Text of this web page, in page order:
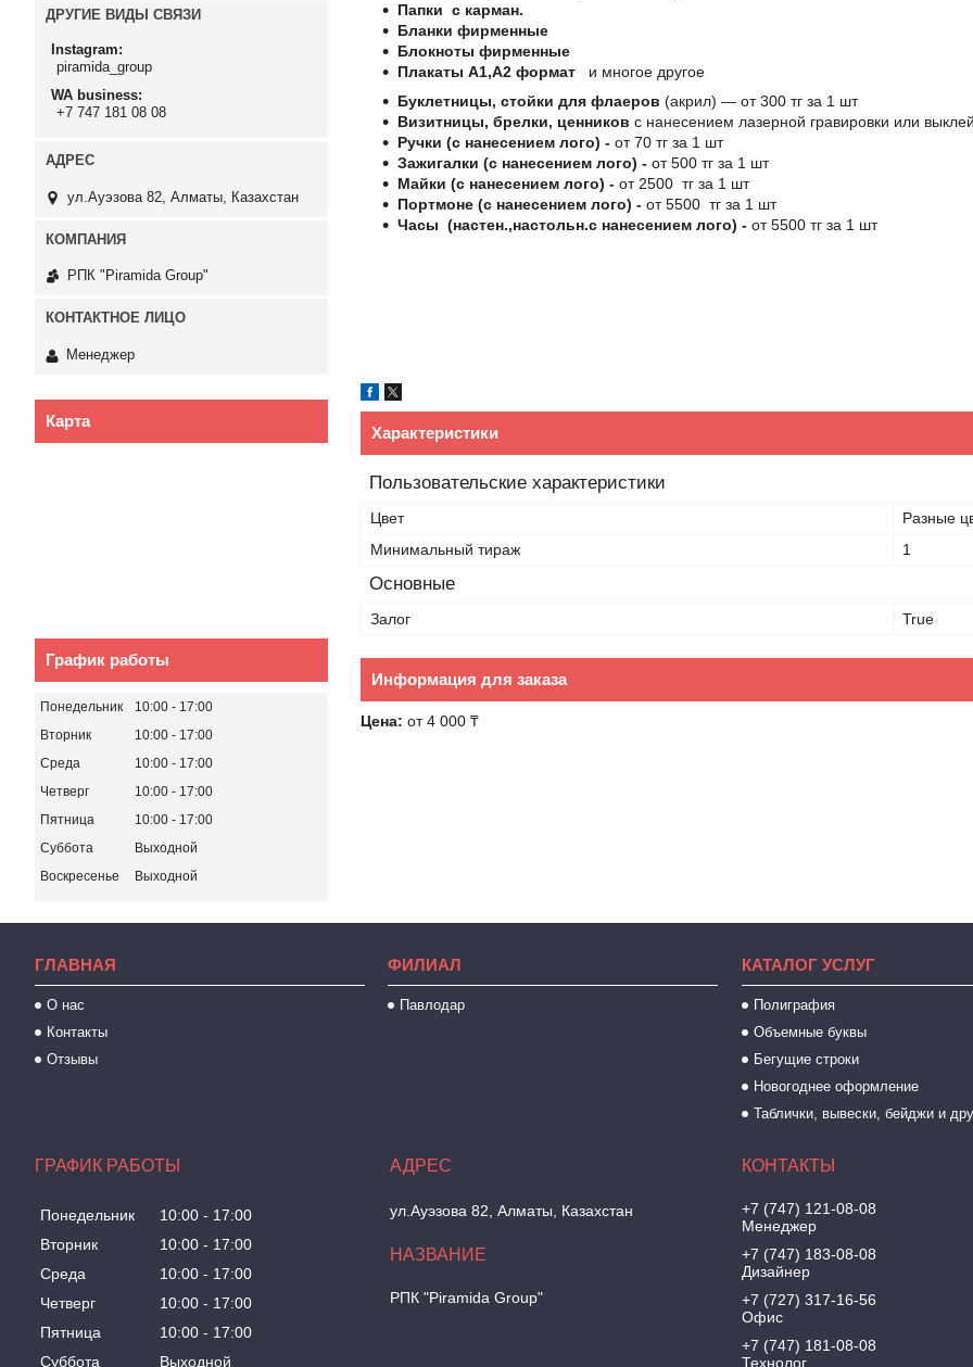
Папки с карман.
Бланки фирменные
Блокноты фирменные
Плакаты А1,А2 формат и многое другое
Буклетницы, стойки для флаеров (акрил) ― от 300 тг за 1 шт
Визитницы, брелки, ценников с нанесением лазерной гравировки или
Ручки (с нанесением лого) - от 70 тг за 1 шт
Зажигалки (с нанесением лого) - от 500 тг за 1 шт
Майки (с нанесением лого) - от 2500 тг за 1 шт
Портмоне (с нанесением лого) - от 5500 тг за 1 шт
Часы (настен.,настольн.с нанесением лого) - от 5500 тг за 1 шт
Характеристики
Пользовательские характеристики
Цвет
Разные
Минимальный тираж
1
Основные
Залог True
Информация для заказа
Цена: от 4 000 ₸
ДРУГИЕ ВИДЫ СВЯЗИ
Instagram
piramida_group
WA business
+7 747 181 08 08
ул.Ауэзова 82, Алматы, Казахстан
РПК "Piramida Group"
Менеджер
Карта
График работы
Понедельник 10:00
17:00
Вторник
10:00
17:00
Среда
10:00
17:00
Четверг
10:00
17:00
Пятница
10:00
17:00
Суббота
Выходной
Воскресенье
Выходной
ГЛАВНАЯ
О нас
Контакты
Отзывы
ФИЛИАЛ
Павлодар
КАТАЛОГ УСЛУГ
Полиграфия
Объемные буквы
Бегущие строки
Новогоднее оформление
Таблички, вывески, бейджи и
ГРАФИК РАБОТЫ
Понедельник 10:00
17:00
Вторник
10:00
17:00
Среда
10:00
17:00
Четверг
10:00
17:00
Пятница
10:00
17:00
Суббота
Выходной
ул.Ауэзова 82, Алматы, Казахстан
РПК "Piramida Group"
+7 (747) 121-08-08
Менеджер
+7 (747) 183-08-08
Дизайнер
+7 (727) 317-16-56
Офис
+7 (747) 181-08-08
Технолог